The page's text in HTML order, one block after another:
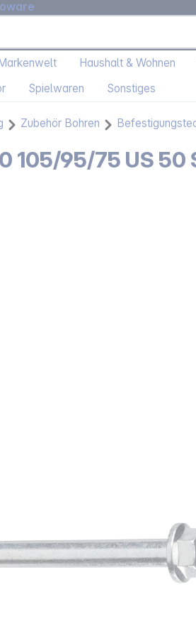
Haushalt & Wohnen
Spielwaren Sonstiges
Zubehör Bohren
105/95/75 US 50